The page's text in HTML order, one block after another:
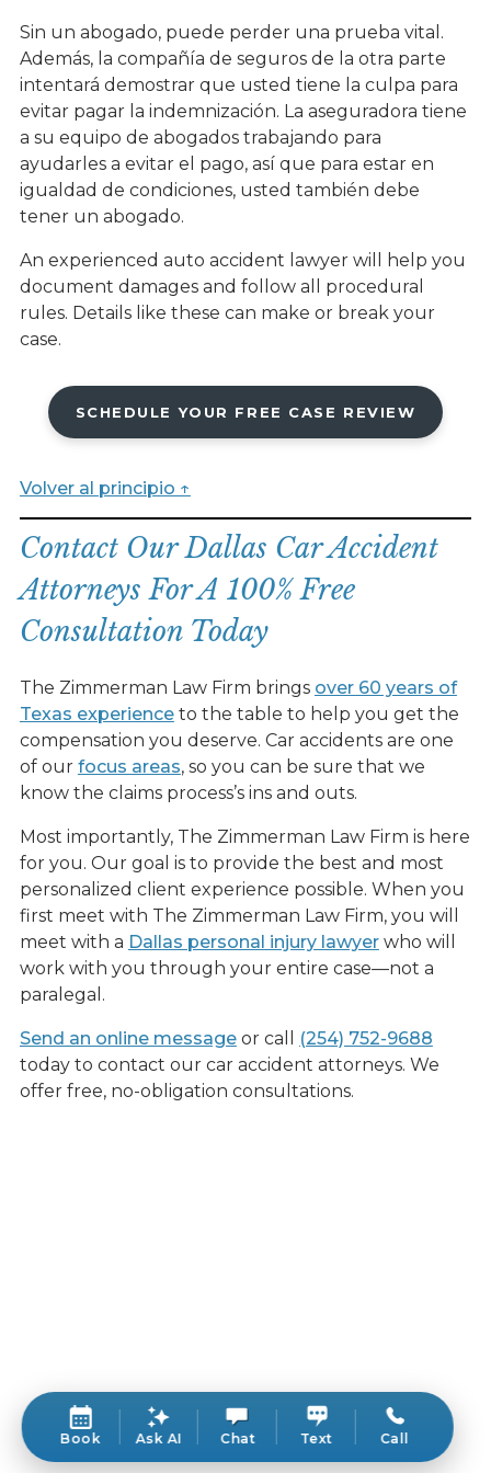
Sin un abogado, puede perder una prueba vital.
Además, la compañía de seguros de la otra parte
intentará demostrar que usted tiene la culpa para
evitar pagar la indemnización. La aseguradora tiene
a su equipo de abogados trabajando para
ayudarles a evitar el pago, así que para estar en
igualdad de condiciones, usted también debe
tener un abogado.
An experienced auto accident lawyer will help you
document damages and follow all procedural
rules. Details like these can make or break your
case.
SCHEDULE YOUR FREE CASE REVIEW
Volver al principio ↑
Contact Our Dallas Car Accident
Attorneys For A 100% Free
Consultation Today
The Zimmerman Law Firm brings over 60 years of
Texas experienceto the table to help you get the
compensation you deserve. Car accidents are one
of our focus areas, so you can be sure that we
know the claims process’s ins and outs.
Most importantly, The Zimmerman Law Firm is here
for you. Our goal is to provide the best and most
personalized client experience possible. When you
first meet with The Zimmerman Law Firm, you will
meet with a Dallas personal injury lawyerwho will
work with you through your entire case—not a
paralegal.
Send an online messageor call
(254) 752-9688
today to contact our car accident attorneys. We
offer free, no-obligation consultations.
Book Ask AI Chat Text Call